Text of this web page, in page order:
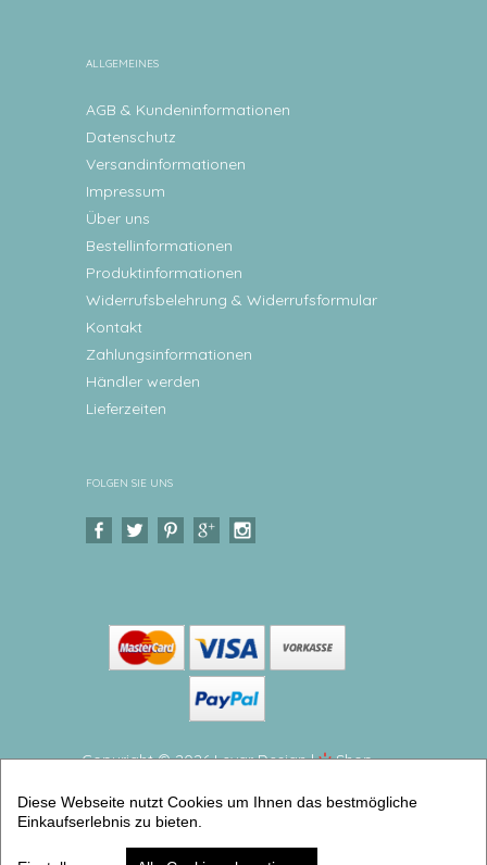
ALLGEMEINES
AGB & Kundeninformationen
Datenschutz
Versandinformationen
Impressum
Über uns
Bestellinformationen
Produktinformationen
Widerrufsbelehrung & Widerrufsformular
Kontakt
Zahlungsinformationen
Händler werden
Lieferzeiten
FOLGEN SIE UNS
Copyright © 2026 Levar Design |
Shop
Kinderteller Sternzeichen Teller mit Namen aus
Melamin BPA frei (Teller flach klein) | Artikelnummer:
kitellfisch -2
Diese Webseite nutzt Cookies um Ihnen das bestmögliche
Einkaufserlebnis zu bieten.